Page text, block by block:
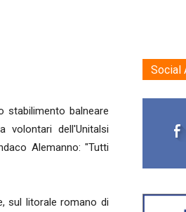
stabilimento balneare
volontari dell'Unitalsi
Alemanno: "Tutti
sul litorale romano di
Social